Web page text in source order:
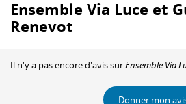
Ensemble Via Luce et
Renevot
Il n'y a pas encore d'avis surEnsemble Via
Donner mon